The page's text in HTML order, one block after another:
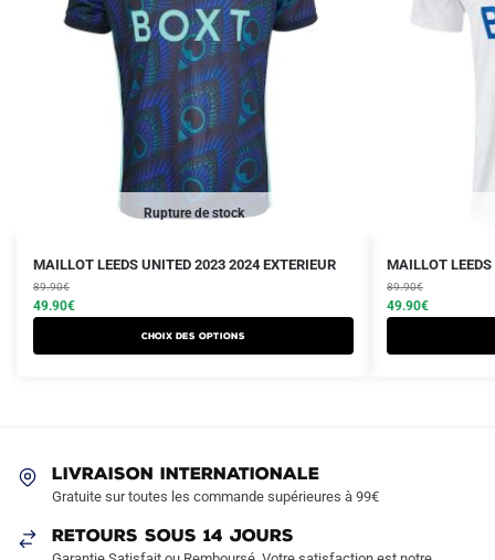
Rupture de stock
MAILLOT LEEDS UNITED 2023 2024 EXTERIEUR
89.90€
Le
prix
initial
était :
49.90€
Le
prix
actuel
est :
Choix des options
Ce
produit
a
être
choisies
sur
MAILLOT
89.90€
Le
prix
initial
était :
49.90€
Le
prix
actuel
est :
Ce
produit
a
la
LIVRAISON INTERNATIONALE
Gratuite sur toutes les commande supérieures à 99€
RETOURS SOUS 14 JOURS